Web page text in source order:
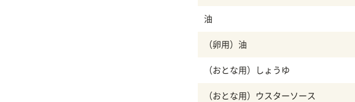
油
（卵用）油
（おとな用）しょうゆ
（おとな用）ウスターソース